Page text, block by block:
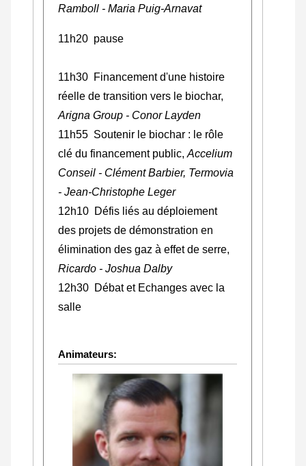
Ramboll - Maria Puig-Arnavat
11h20 pause
11h30 Financement d'une histoire
réelle de transition vers le biochar,
Arigna Group - Conor Layden
11h55 Soutenir le biochar : le rôle
clé du financement public,Accelium
Conseil - Clément Barbier, Termovia
- Jean-Christophe Leger
12h10 Défis liés au déploiement
des projets de démonstration en
élimination des gaz à effet de serre,
Ricardo - Joshua Dalby
12h30 Débat et Echanges avec la
salle
Animateurs: